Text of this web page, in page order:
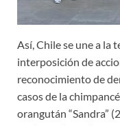
Así, Chile se une a la
interposición de
reconocimiento de
casos de la
orangután “Sandra”